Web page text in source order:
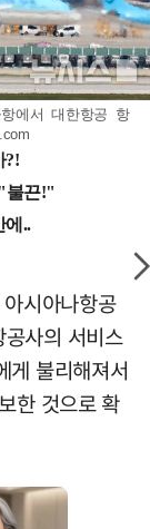
에서 대한항공 항
시아나항공
사의 서비스
게 불리해져서
한 것으로 확